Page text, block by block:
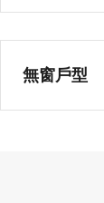
無窗戶型